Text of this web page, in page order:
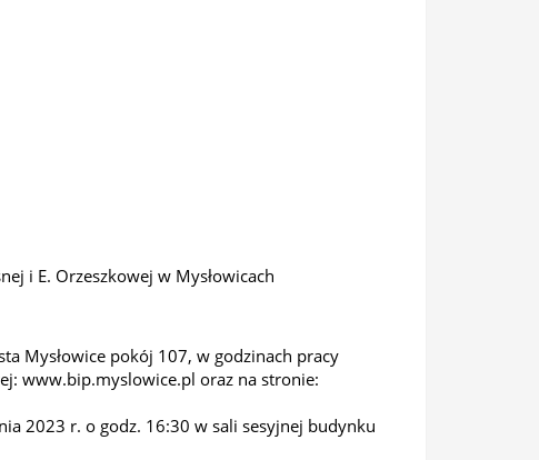
i E. Orzeszkowej w Mysłowicach
Mysłowice pokój 107, w godzinach pracy
www.bip.myslowice.pl oraz na stronie:
2023 r. o godz. 16:30 w sali sesyjnej budynku